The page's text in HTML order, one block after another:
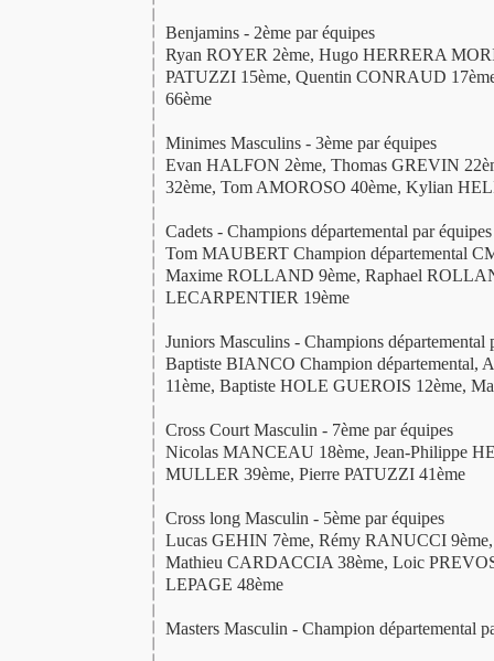
Benjamins - 2ème par équipes
Ryan ROYER 2ème, Hugo HERRERA
PATUZZI 15ème, Quentin CONRAUD
66ème
Minimes Masculins - 3ème par équipes
Evan HALFON 2ème, Thomas GREVIN
32ème, Tom AMOROSO 40ème, Kylian
Cadets - Champions départemental par équipes
Tom MAUBERT Champion départemental
Maxime ROLLAND 9ème, Raphael
LECARPENTIER 19ème
Juniors Masculins - Champions départemental
Baptiste BIANCO Champion départemental,
11ème, Baptiste HOLE GUEROIS 12ème,
Cross Court Masculin - 7ème par équipes
Nicolas MANCEAU 18ème, Jean-Philippe
MULLER 39ème, Pierre PATUZZI 41ème
Cross long Masculin - 5ème par équipes
Lucas GEHIN 7ème, Rémy RANUCCI
Mathieu CARDACCIA 38ème, Loic
LEPAGE 48ème
Masters Masculin - Champion départemental